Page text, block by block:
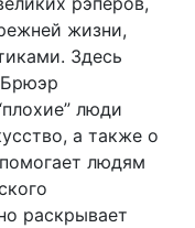
жизни,
Здесь
люди
а также о
людям
раскрывает